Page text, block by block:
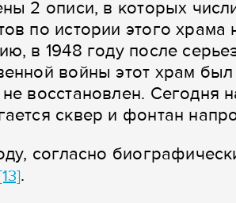
2 описи, в которых
по истории этого
в 1948 году после
войны этот храм
восстановлен. Сегодня
сквер и фонтан
согласно
.